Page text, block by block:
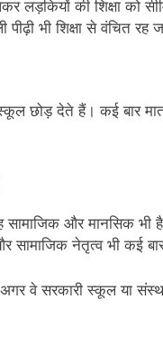
लड़कियों की शिक्षा को
भी शिक्षा से वंचित रह
छोड़ देते हैं। कई बार
सामाजिक और मानसिक
सामाजिक नेतृत्व भी कई
वे सरकारी स्कूल या